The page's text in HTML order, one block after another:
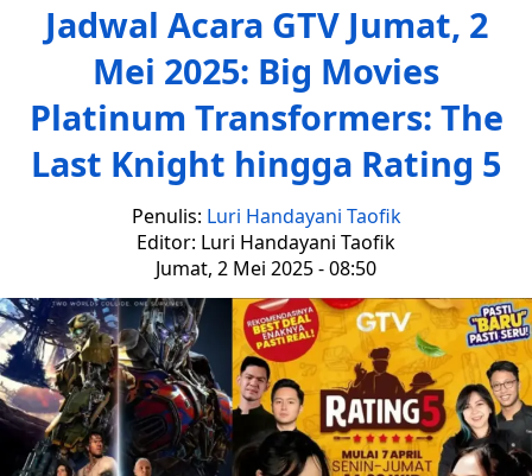
Jadwal Acara GTV Jumat, 2
Mei 2025: Big Movies
Platinum Transformers: The
Last Knight hingga Rating 5
Penulis: Luri Handayani Taofik
Editor: Luri Handayani Taofik
Jumat, 2 Mei 2025 - 08:50